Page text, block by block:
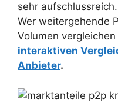
sehr aufschlussreich.
Wer weitergehende
Volumen
interaktiven
Anbieter.